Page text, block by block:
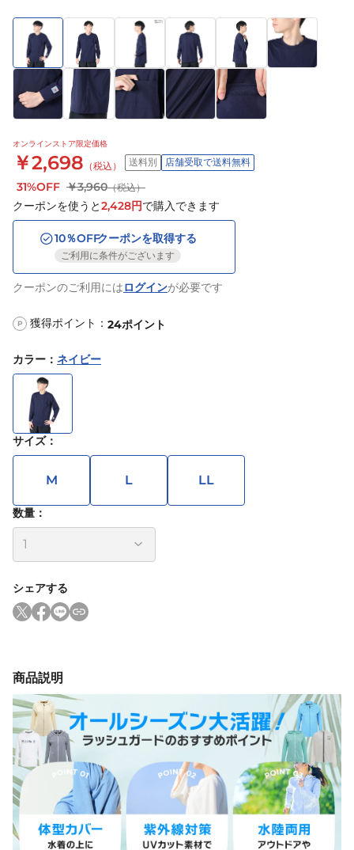
オンラインストア限定価格
￥2,698 （税込） 送料別 店舗受取で送料無料
31%OFF ￥3,960（税込）
クーポンを使うと2,428円で購入できます
10％OFFクーポンを取得する
ご利用に条件がございます
クーポンのご利用にはログインが必要です
P 獲得ポイント： 24ポイント
カラー ： ネイビー
サイズ：
M L LL
数量：
シェアする
商品説明